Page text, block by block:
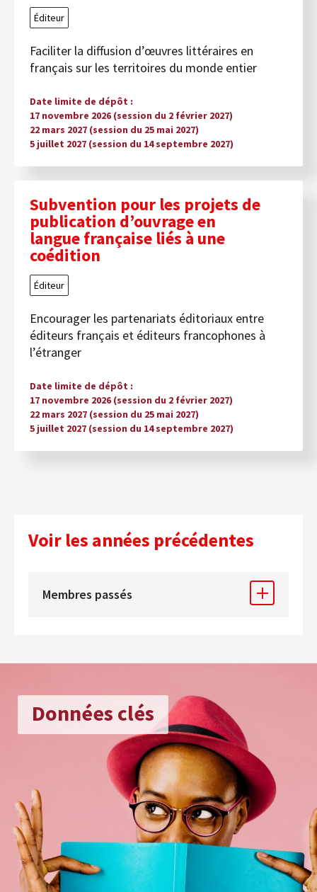
Éditeur
Faciliter la diffusion d’œuvres littéraires en
français sur les territoires du monde entier
Date limite de dépôt
17 novembre 2026 (session du 2 février 2027)
22 mars 2027 (session du 25 mai 2027)
5 juillet 2027 (session du 14 septembre 2027)
Subvention pour les projets de
publication d’ouvrage en
langue française liés à une
coédition
Éditeur
Encourager les partenariats éditoriaux entre
éditeurs français et éditeurs francophones à
l’étranger
Date limite de dépôt
17 novembre 2026 (session du 2 février 2027)
22 mars 2027 (session du 25 mai 2027)
5 juillet 2027 (session du 14 septembre 2027)
Voir les années précédentes
Membres passés
Données clés